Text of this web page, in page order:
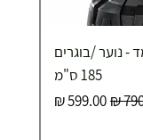
טבריה . רחוב העצמאות 5
ממחסני החברה בת"א
- נוער /בוגרים
185 ס"מ
רגילמחיר מבצע